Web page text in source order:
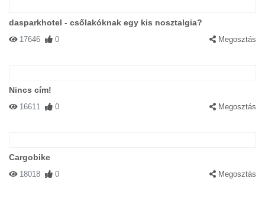
dasparkhotel - csőlakóknak egy kis nosztalgia?
17646 0 Megosztás
Nincs cím!
16611 0 Megosztás
Cargobike
18018 0 Megosztás